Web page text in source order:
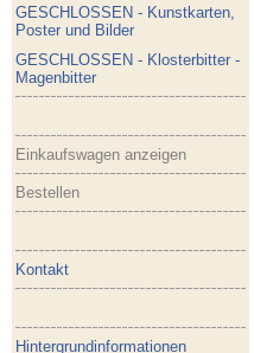
GESCHLOSSEN - Kunstkarten,
Poster und Bilder
GESCHLOSSEN - Klosterbitter -
Magenbitter
Einkaufswagen anzeigen
Bestellen
Kontakt
Hintergrundinformationen